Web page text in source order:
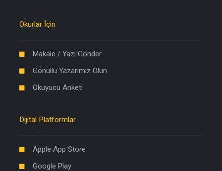
Okurlar İçin
Makale / Yazı Gönder
Gönüllü Yazarımız Olun
Okuyucu Anketi
Dijital Platformlar
Apple App Store
Google Play